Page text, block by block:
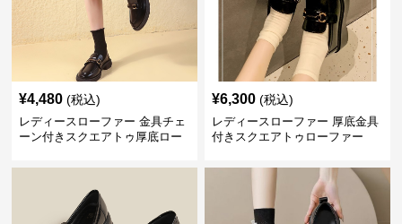
¥4,480 (税込)
レディースローファー 金具チェ
ーン付きスクエアトゥ厚底ロー
¥6,300 (税込)
レディースローファー 厚底金具
付きスクエアトゥローファー